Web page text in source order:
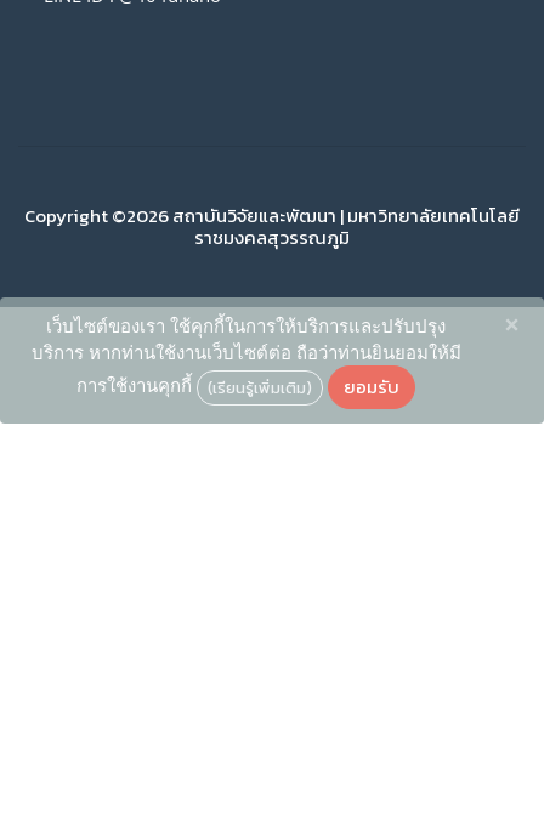
Copyright ©2026 สถาบันวิจัยและพัฒนา | มหาวิทยาลัยเทคโนโลยี
ราชมงคลสุวรรณภูมิ
เว็บไซต์ของเรา ใช้คุกกี้ในการให้บริการและปรับปรุง
บริการ หากท่านใช้งานเว็บไซต์ต่อ ถือว่าท่านยินยอมให้มี
การใช้งานคุกกี้ (เรียนรู้เพิ่มเติม) ยอมรับ
×